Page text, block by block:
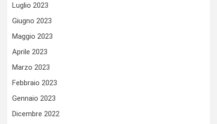
Luglio 2023
Giugno 2023
Maggio 2023
Aprile 2023
Marzo 2023
Febbraio 2023
Gennaio 2023
Dicembre 2022